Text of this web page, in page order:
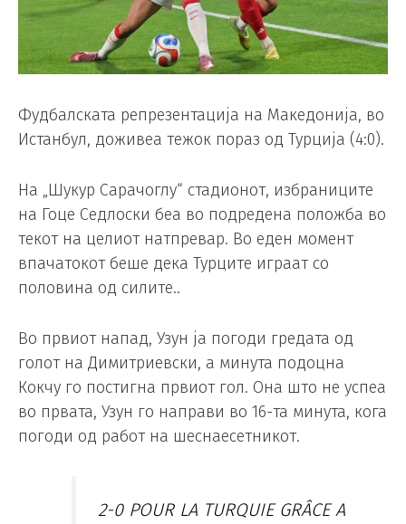
Фудбалската репрезентација на Македонија, во
Истанбул, доживеа тежок пораз од Турција (4:0).
На „Шукур Сарачоглу“ стадионот, избраниците
на Гоце Седлоски беа во подредена положба во
текот на целиот натпревар. Во еден момент
впачатокот беше дека Турците играат со
половина од силите..
Во првиот напад, Узун ја погоди гредата од
голот на Димитриевски, а минута подоцна
Кокчу го постигна првиот гол. Она што не успеа
во првата, Узун го направи во 16-та минута, кога
погоди од работ на шеснаесетникот.
2-0 POUR LA TURQUIE GRÂCE A